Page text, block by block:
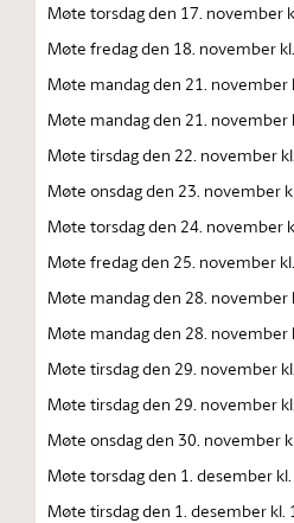
Møte torsdag den 17. november
Møte fredag den 18. november
Møte mandag den 21. november
Møte mandag den 21. november
Møte tirsdag den 22. november
Møte onsdag den 23. november
Møte torsdag den 24. november
Møte fredag den 25. november
Møte mandag den 28. november
Møte mandag den 28. november
Møte tirsdag den 29. november
Møte tirsdag den 29. november
Møte onsdag den 30. november
Møte torsdag den 1. desember kl.
Møte tirsdag den 1. desember kl.